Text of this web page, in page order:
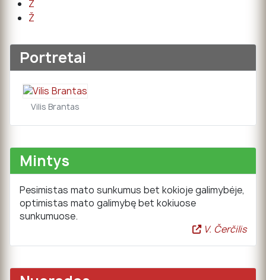
Z
Ž
Portretai
Vilis Brantas
Mintys
Pesimistas mato sunkumus bet kokioje galimybėje,
optimistas mato galimybę bet kokiuose
sunkumuose.
V. Čerčilis